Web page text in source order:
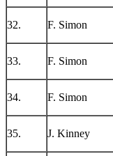
32. F. Simon
33. F. Simon
34. F. Simon
35. J. Kinney